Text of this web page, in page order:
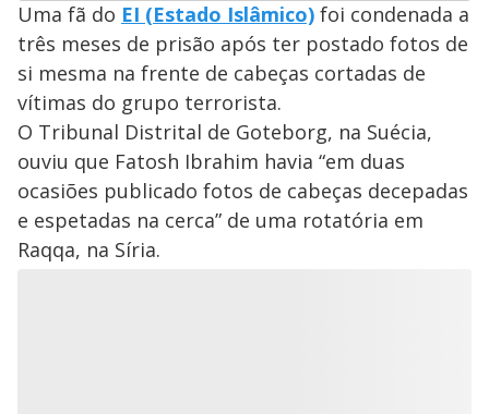
Uma fã do EI (Estado Islâmico) foi condenada a
três meses de prisão após ter postado fotos de
si mesma na frente de cabeças cortadas de
vítimas do grupo terrorista.
O Tribunal Distrital de Goteborg, na Suécia,
ouviu que Fatosh Ibrahim havia “em duas
ocasiões publicado fotos de cabeças decepadas
e espetadas na cerca” de uma rotatória em
Raqqa, na Síria.